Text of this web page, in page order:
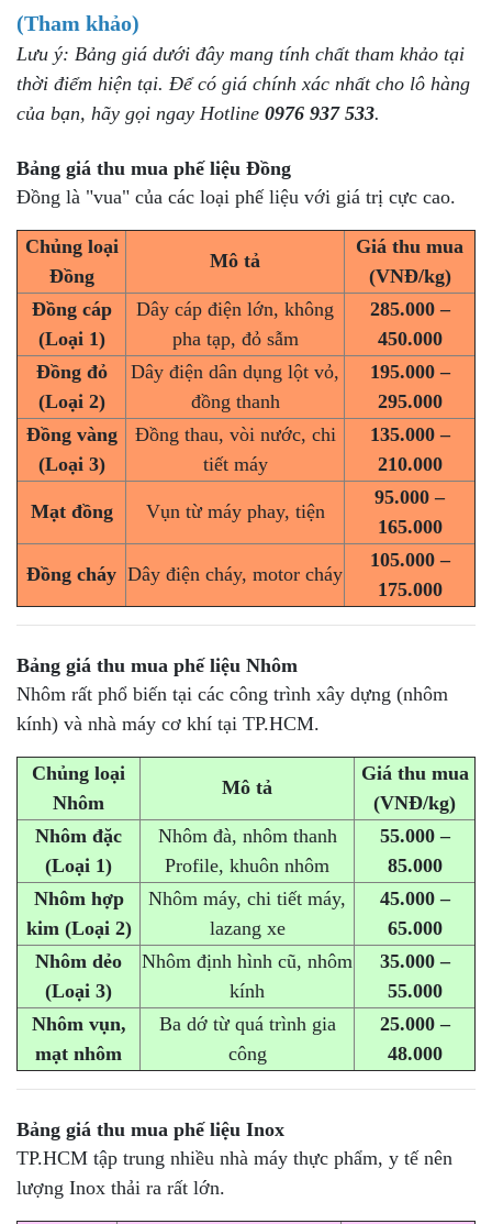
(Tham khảo)
Lưu ý: Bảng giá dưới đây mang tính chất tham khảo tại
thời điểm hiện tại. Để có giá chính xác nhất cho lô hàng
của bạn, hãy gọi ngay Hotline 0976 937 533.
Bảng giá thu mua phế liệu Đồng
Đồng là "vua" của các loại phế liệu với giá trị cực cao.
Chủng loại
Đồng
Mô tả
Giá thu mua
(VNĐ/kg)
Đồng cáp
(Loại 1)
Dây cáp điện lớn, không
pha tạp, đỏ sẫm
285.000 –
450.000
Đồng đỏ
(Loại 2)
Dây điện dân dụng lột vỏ,
đồng thanh
195.000 –
295.000
Đồng vàng
(Loại 3)
Đồng thau, vòi nước, chi
tiết máy
135.000 –
210.000
Mạt đồng Vụn từ máy phay, tiện
95.000 –
165.000
Đồng cháy Dây điện cháy, motor cháy
105.000 –
175.000
Bảng giá thu mua phế liệu Nhôm
Nhôm rất phổ biến tại các công trình xây dựng (nhôm
kính) và nhà máy cơ khí tại TP.HCM.
Chủng loại
Nhôm
Mô tả
Giá thu mua
(VNĐ/kg)
Nhôm đặc
(Loại 1)
Nhôm đà, nhôm thanh
Profile, khuôn nhôm
55.000 –
85.000
Nhôm hợp
kim (Loại 2)
Nhôm máy, chi tiết máy,
lazang xe
45.000 –
65.000
Nhôm dẻo
(Loại 3)
Nhôm định hình cũ, nhôm
kính
35.000 –
55.000
Nhôm vụn,
mạt nhôm
Ba dớ từ quá trình gia
công
25.000 –
48.000
Bảng giá thu mua phế liệu Inox
TP.HCM tập trung nhiều nhà máy thực phẩm, y tế nên
lượng Inox thải ra rất lớn.